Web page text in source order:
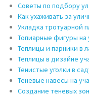
Советы по подбору
Как ухаживать за
Укладка тротуарной
Топиарные фигуры на
Теплицы и парники в
Теплицы в дизайне
Тенистые уголки в
Теневые навесы на
Создание теневых